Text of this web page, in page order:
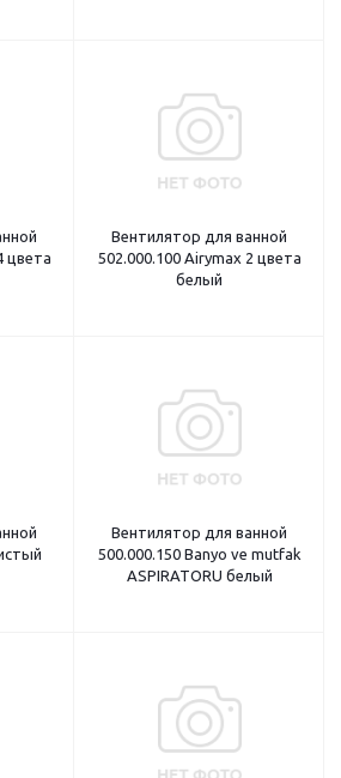
цвета
Вентилятор для ванной
502.000.100 Airymax 2 цвета
белый
Вентилятор для ванной
500.000.150 Banyo ve mutfak
ASPIRATORU белый